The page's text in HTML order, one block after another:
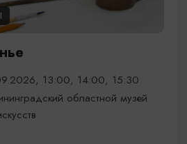
13:00, 14:00, 15:30
областной музей